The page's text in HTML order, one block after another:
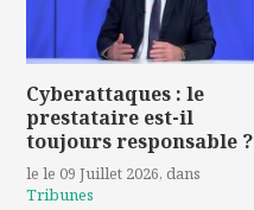
Cyberattaques : le
prestataire est-il
toujours responsable ?
le le 09 Juillet 2026, dans
Tribunes